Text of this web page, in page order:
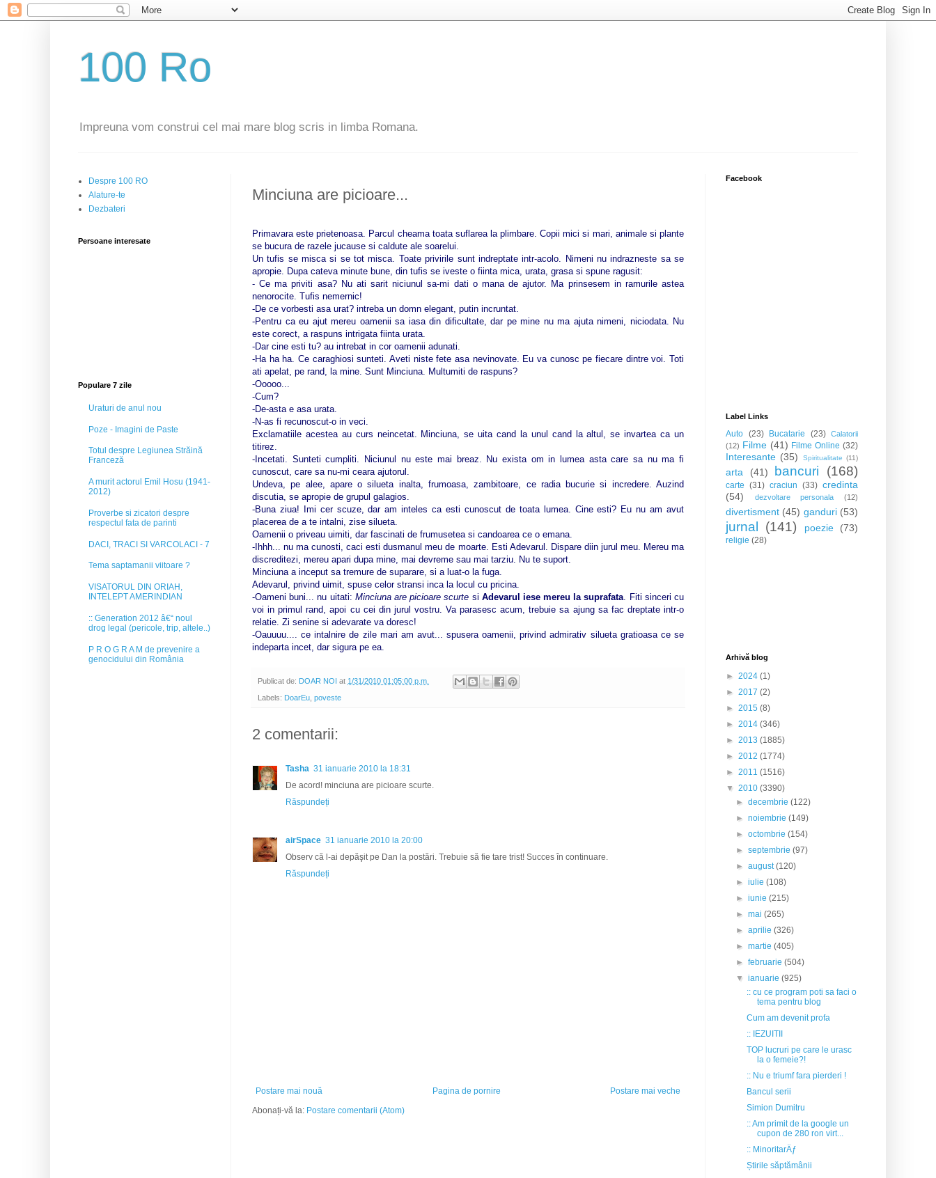
100 Ro
Impreuna vom construi cel mai mare blog scris in limba Romana.
Minciuna are picioare...
Primavara este prietenoasa. Parcul cheama toata suflarea la plimbare. Copii mici si mari, animale si plante
se bucura de razele jucause si caldute ale soarelui.
Un tufis se misca si se tot misca. Toate privirile sunt indreptate intr-acolo. Nimeni nu indrazneste sa se
apropie. Dupa cateva minute bune, din tufis se iveste o fiinta mica, urata, grasa si spune ragusit:
- Ce ma priviti asa? Nu ati sarit niciunul sa-mi dati o mana de ajutor. Ma prinsesem in ramurile astea
nenorocite. Tufis nemernic!
-De ce vorbesti asa urat? intreba un domn elegant, putin incruntat.
-Pentru ca eu ajut mereu oamenii sa iasa din dificultate, dar pe mine nu ma ajuta nimeni, niciodata. Nu
este corect, a raspuns intrigata fiinta urata.
-Dar cine esti tu? au intrebat in cor oamenii adunati.
-Ha ha ha. Ce caraghiosi sunteti. Aveti niste fete asa nevinovate. Eu va cunosc pe fiecare dintre voi. Toti
ati apelat, pe rand, la mine. Sunt Minciuna. Multumiti de raspuns?
-Ooooo...
-Cum?
-De-asta e asa urata.
-N-as fi recunoscut-o in veci.
Exclamatiile acestea au curs neincetat. Minciuna, se uita cand la unul cand la altul, se invartea ca un
titirez.
-Incetati. Sunteti cumpliti. Niciunul nu este mai breaz. Nu exista om in lumea asta care sa nu ma fi
cunoscut, care sa nu-mi ceara ajutorul.
Undeva, pe alee, apare o silueta inalta, frumoasa, zambitoare, ce radia bucurie si incredere. Auzind
discutia, se apropie de grupul galagios.
-Buna ziua! Imi cer scuze, dar am inteles ca esti cunoscut de toata lumea. Cine esti? Eu nu am avut
placerea de a te intalni, zise silueta.
Oamenii o priveau uimiti, dar fascinati de frumusetea si candoarea ce o emana.
-Ihhh... nu ma cunosti, caci esti dusmanul meu de moarte. Esti Adevarul. Dispare diin jurul meu. Mereu ma
discreditezi, mereu apari dupa mine, mai devreme sau mai tarziu. Nu te suport.
Minciuna a inceput sa tremure de suparare, si a luat-o la fuga.
Adevarul, privind uimit, spuse celor stransi inca la locul cu pricina.
-Oameni buni... nu uitati: Minciuna are picioare scurte si Adevarul iese mereu la suprafata. Fiti sinceri cu
voi in primul rand, apoi cu cei din jurul vostru. Va parasesc acum, trebuie sa ajung sa fac dreptate intr-o
relatie. Zi senine si adevarate va doresc!
-Oauuuu.... ce intalnire de zile mari am avut... spusera oamenii, privind admirativ silueta gratioasa ce se
indeparta incet, dar sigura pe ea.
Publicat de: DOAR NOI at 1/31/2010 01:05:00 p.m.
Labels: DoarEu, poveste
2 comentarii:
Tasha 31 ianuarie 2010 la 18:31
De acord! minciuna are picioare scurte.
Răspundeți
airSpace 31 ianuarie 2010 la 20:00
Observ că l-ai depăşit pe Dan la postări. Trebuie să fie tare trist! Succes în continuare.
Răspundeți
Postare mai nouă Postare mai veche
Pagina de pornire
Abonați-vă la: Postare comentarii (Atom)
Despre 100 RO
Alature-te
Dezbateri
Persoane interesate
Populare 7 zile
Uraturi de anul nou
Poze - Imagini de Paste
Totul despre Legiunea Străină
Franceză
A murit actorul Emil Hosu (1941-
2012)
Proverbe si zicatori despre
respectul fata de parinti
DACI, TRACI SI VARCOLACI - 7
Tema saptamanii viitoare ?
VISATORUL DIN ORIAH,
INTELEPT AMERINDIAN
:: Generation 2012 â€“ noul
drog legal (pericole, trip, altele..)
P R O G R A M de prevenire a
genocidului din România
Facebook
Label Links
Auto (23) Bucatarie (23)
Calatorii
(12) Filme (41) Filme Online (32)
Interesante (35) Spiritualitate (11)
arta (41) bancuri (168)
carte (31) craciun (33) credinta
(54)
dezvoltare personala (12)
divertisment (45) ganduri (53)
jurnal (141) poezie (73)
religie (28)
Arhivă blog
► 2024 (1)
► 2017 (2)
► 2015 (8)
► 2014 (346)
► 2013 (1885)
► 2012 (1774)
► 2011 (1516)
▼ 2010 (3390)
►decembrie(122)
►noiembrie(149)
►octombrie(154)
►septembrie(97)
►august(120)
►iulie(108)
►iunie(215)
►mai(265)
►aprilie(326)
►martie(405)
►februarie(504)
▼ianuarie(925)
:: cu ce program poti sa faci o
tema pentru blog
Cum am devenit profa
:: IEZUITII
TOP lucruri pe care le urasc
la o femeie?!
:: Nu e triumf fara pierderi !
Bancul serii
Simion Dumitru
:: Am primit de la google un
cupon de 280 ron virt...
:: MinoritarÄƒ
Știrile săptămânii